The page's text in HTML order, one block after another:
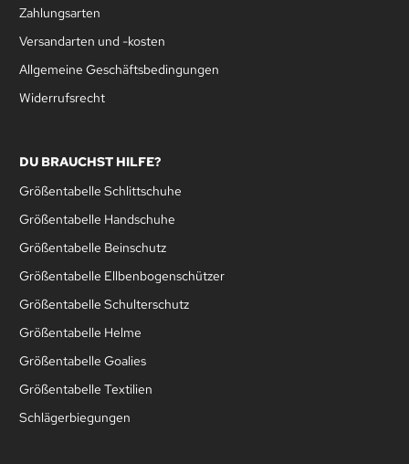
Zahlungsarten
Versandarten und -kosten
Allgemeine Geschäftsbedingungen
Widerrufsrecht
DU BRAUCHST HILFE?
Größentabelle Schlittschuhe
Größentabelle Handschuhe
Größentabelle Beinschutz
Größentabelle Ellbenbogenschützer
Größentabelle Schulterschutz
Größentabelle Helme
Größentabelle Goalies
Größentabelle Textilien
Schlägerbiegungen